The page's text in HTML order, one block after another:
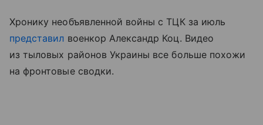
Хронику необъявленной войны с ТЦК за июль
представил военкор Александр Коц. Видео
из тыловых районов Украины все больше похожи
на фронтовые сводки.